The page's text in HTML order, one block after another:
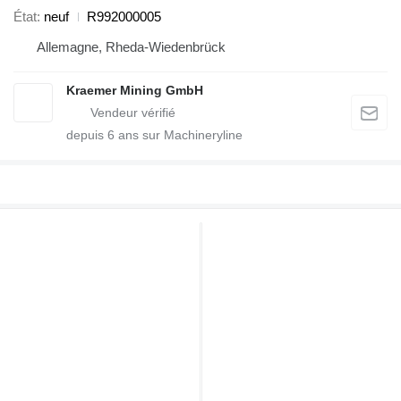
État neuf
R992000005
Allemagne, Rheda-Wiedenbrück
Kraemer Mining GmbH
depuis 6 ans sur Machineryline